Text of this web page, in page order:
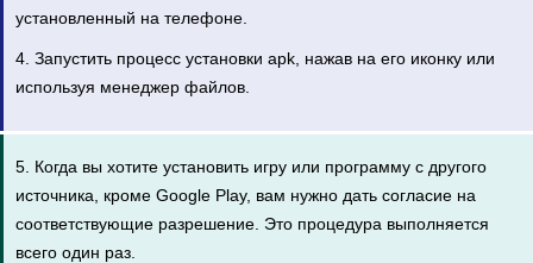
установленный на телефоне.
4. Запустить процесс установки apk, нажав на его иконку или
используя менеджер файлов.
5. Когда вы хотите установить игру или программу с другого
источника, кроме Google Play, вам нужно дать согласие на
соответствующие разрешение. Это процедура выполняется
всего один раз.